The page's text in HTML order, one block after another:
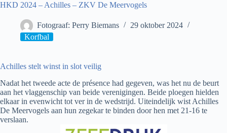
HKD 2024 – Achilles – ZKV De Meervogels
Fotograaf: Perry Biemans
29 oktober 2024
Korfbal
Achilles stelt winst in slot veilig
Nadat het tweede acte de présence had gegeven, was het nu de beurt
aan het vlaggenschip van beide verenigingen. Beide ploegen hielden
elkaar in evenwicht tot ver in de wedstrijd. Uiteindelijk wist Achilles
De Meervogels aan hun zegekar te binden door hen met 21-16 te
verslaan.